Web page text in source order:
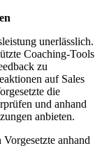
unerlässlich.
Coaching-Tools
zu
auf Sales
die
und anhand
anbieten.
anhand